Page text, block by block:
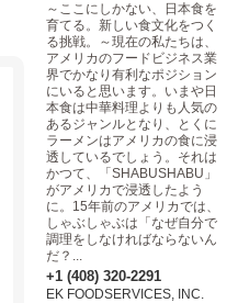
～ここにしかない、日本食を
育てる。新しい食文化をつく
る挑戦。～現在の私たちは、
アメリカのフードビジネス業
界でかなり有利なポジション
にいると思います。いまや日
本食は中華料理よりも人気の
あるジャンルとなり、とくに
ラーメンはアメリカの食に浸
透しているでしょう。それは
かつて、「SHABUSHABU」
がアメリカで浸透したよう
に。15年前のアメリカでは、
しゃぶしゃぶは「なぜ自分で
調理をしなければならないん
だ？...
+1 (408) 320-2291
EK FOODSERVICES, INC.